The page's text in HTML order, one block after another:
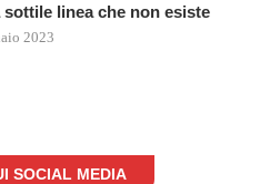
sottile linea che non esiste
2023
SOCIAL MEDIA